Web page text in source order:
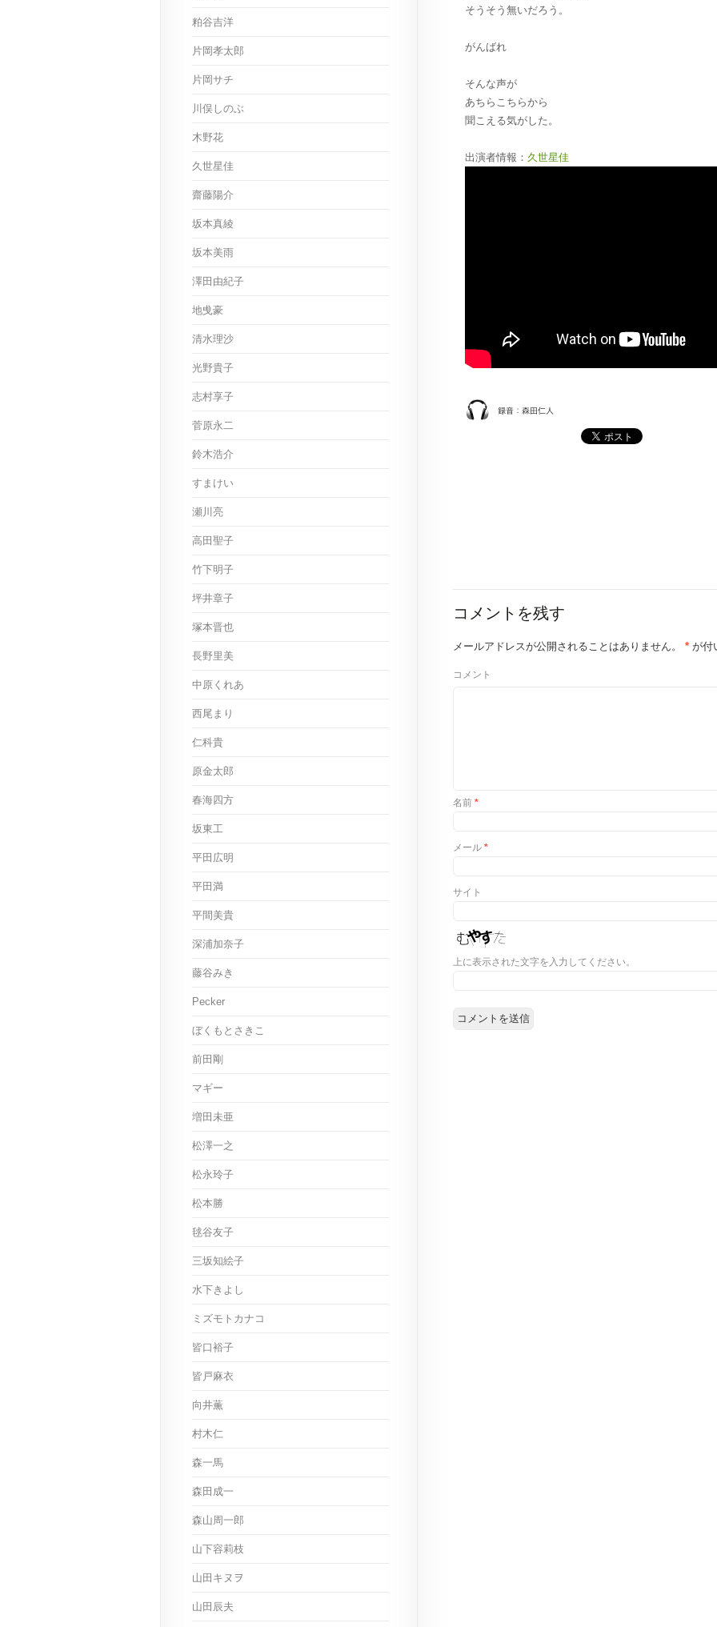
そうそう無いだろう。
がんばれ
そんな声が
あちらこちらから
聞こえる気がした。
出演者情報： 久世星佳
コメントを残す
メールアドレスが公開されることはありません。 * が付
コメント
名前 *
メール *
サイト
上に表示された文字を入力してください。
粕谷吉洋
片岡孝太郎
片岡サチ
川俣しのぶ
木野花
久世星佳
齋藤陽介
坂本真綾
坂本美雨
澤田由紀子
地曵豪
清水理沙
光野貴子
志村享子
菅原永二
鈴木浩介
すまけい
瀬川亮
高田聖子
竹下明子
坪井章子
塚本晋也
長野里美
中原くれあ
西尾まり
仁科貴
原金太郎
春海四方
坂東工
平田広明
平田満
平間美貴
深浦加奈子
藤谷みき
Pecker
ぼくもとさきこ
前田剛
マギー
増田未亜
松澤一之
松永玲子
松本勝
毬谷友子
三坂知絵子
水下きよし
ミズモトカナコ
皆口裕子
皆戸麻衣
向井薫
村木仁
森一馬
森田成一
森山周一郎
山下容莉枝
山田キヌヲ
山田辰夫